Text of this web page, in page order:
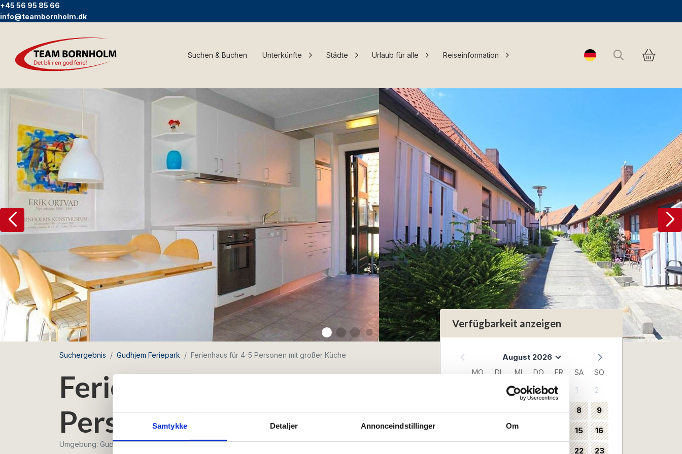
Samtykke Detaljer Annonceindstillinger Om
+45 56 95 85 66
info@teambornholm.dk
Suchen & Buchen Unterkünfte Städte Urlaub für alle Reiseinformation Change language
Suchen
Suchergebnis Gudhjem Feriepark Ferienhaus für 4-5 Personen mit großer Küche
Ferienhaus für 4-5
Personen mit großer Küche
Umgebung: Gudhjem
Verfügbarkeit anzeigen
August 2026
MO DI MI DO FR SA SO
1 2
32 3 4 5 6 7 8 9
12 15 16
22 23